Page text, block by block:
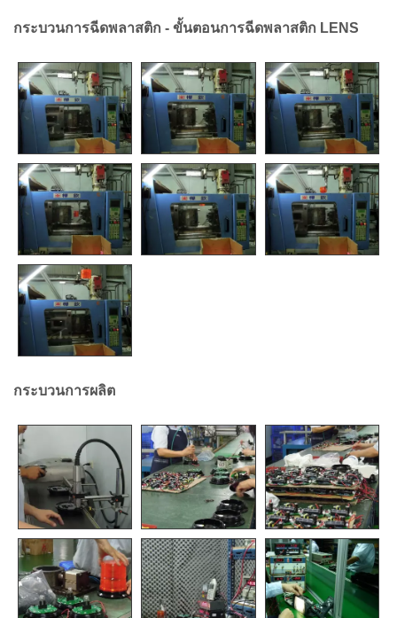
กระบวนการฉีดพลาสติก - ขั้นตอนการฉีดพลาสติก LENS
กระบวนการผลิต